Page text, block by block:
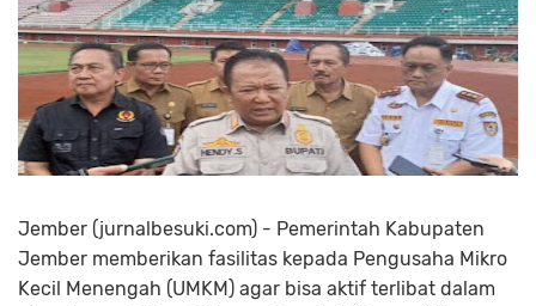
Jember (jurnalbesuki.com) - Pemerintah Kabupaten
Jember memberikan fasilitas kepada Pengusaha Mikro
Kecil Menengah (UMKM) agar bisa aktif terlibat dalam